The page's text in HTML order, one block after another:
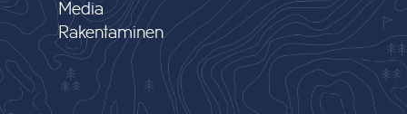
Media
Rakentaminen